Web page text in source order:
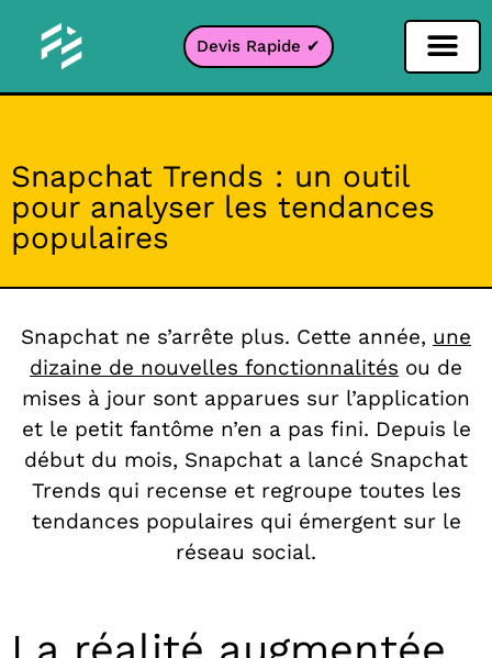
Devis Rapide ✔
Snapchat Trends : un outil
pour analyser les tendances
populaires
Snapchat ne s’arrête plus. Cette année, une
dizaine de nouvelles fonctionnalités ou de
mises à jour sont apparues sur l’application
et le petit fantôme n’en a pas fini. Depuis le
début du mois, Snapchat a lancé Snapchat
Trends qui recense et regroupe toutes les
tendances populaires qui émergent sur le
réseau social.